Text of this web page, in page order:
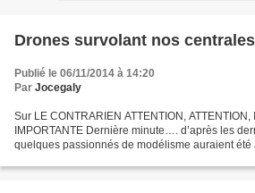
Drones survolant nos
Publié le 06/11/2014 à 14:20
Par Jocegaly
Sur LE CONTRARIEN ATTENTION, ATTENTION,
IMPORTANTE Dernière minute…. d’après les
quelques passionnés de modélisme auraient été